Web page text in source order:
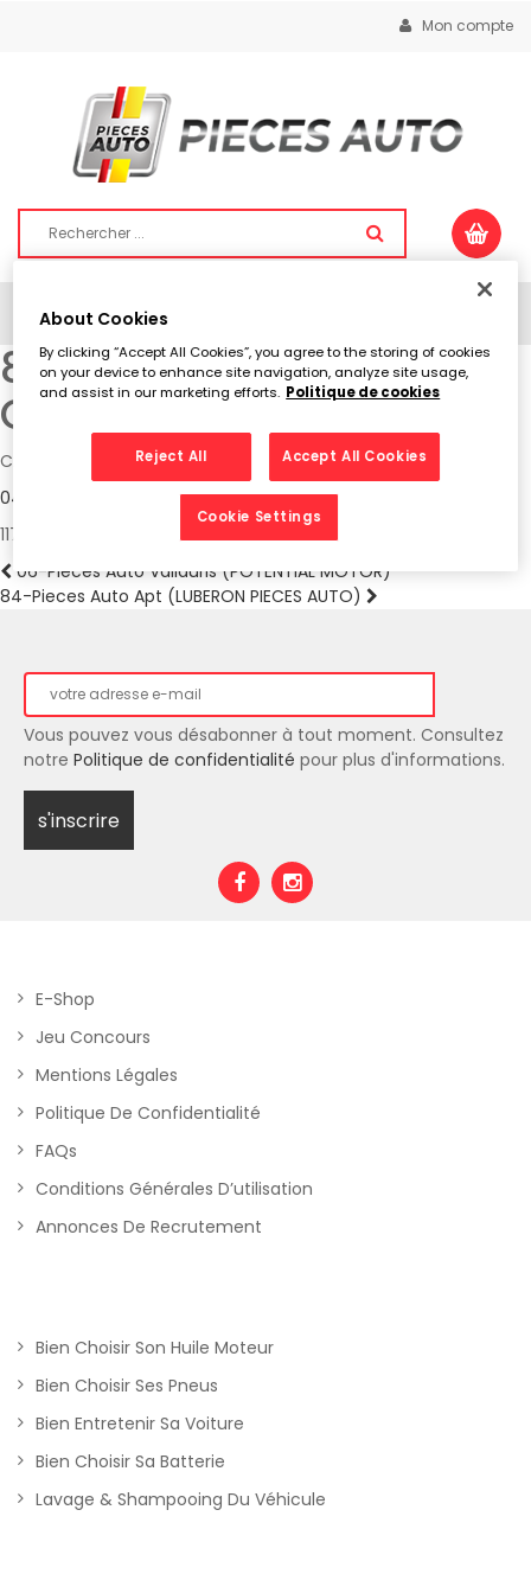
Mon compte
83-Pieces Auto
Cavaillon (PPAI)
CAVAILLON
04 90 71 02 73
1173 Route de Robion 84300 CAVAILLON
Navigation
de
Article
précédent :
06-Pieces Auto Vallauris (POTENTIAL MOTOR)
84-Pieces Auto Apt (LUBERON PIECES AUTO) Article
Vous pouvez vous désabonner à tout moment. Consultez
notre Politique de confidentialité pour plus d'informations.
E-Shop
Jeu Concours
Mentions Légales
Politique De Confidentialité
FAQs
Conditions Générales D’utilisation
Annonces De Recrutement
Bien Choisir Son Huile Moteur
Bien Choisir Ses Pneus
Bien Entretenir Sa Voiture
Bien Choisir Sa Batterie
Lavage & Shampooing Du Véhicule
About Cookies
By clicking “Accept All Cookies”, you agree to the storing of cookies
on your device to enhance site navigation, analyze site usage,
and assist in our marketing efforts. Politique de cookies
Reject All Accept All Cookies
Cookie Settings